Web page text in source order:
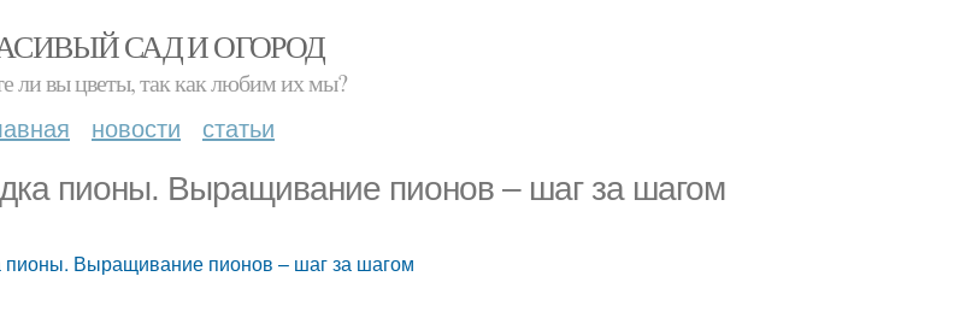
САД И ОГОРОД
ли вы цветы, так как любим их мы?
новости статьи
пионы. Выращивание пионов – шаг за шагом
пионы. Выращивание пионов – шаг за шагом